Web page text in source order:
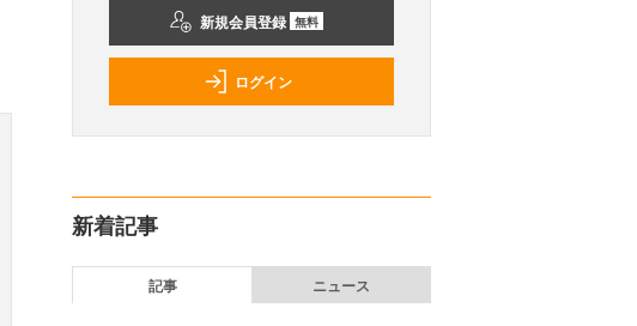
新規会員登録 無料
ログイン
新着記事
記事 ニュース